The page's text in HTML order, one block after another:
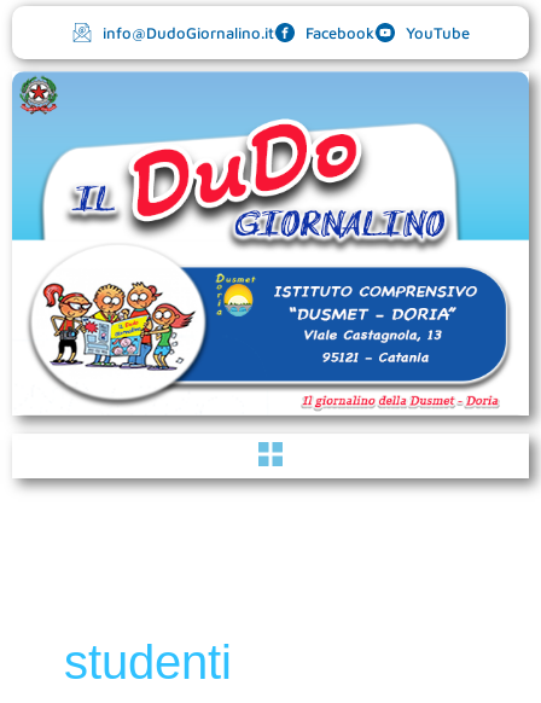
contenuto
info@DudoGiornalino.it Facebook YouTube
Menu
studenti